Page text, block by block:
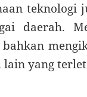
teknologi
daerah.
yang